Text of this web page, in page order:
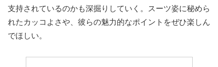
支持されているのかも深掘りしていく。スーツ姿に秘めら
れたカッコよさや、彼らの魅力的なポイントをぜひ楽しん
でほしい。